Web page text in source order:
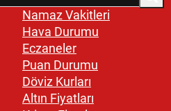
Namaz Vakitleri
Hava Durumu
Eczaneler
Puan Durumu
Döviz Kurları
Altın Fiyatları